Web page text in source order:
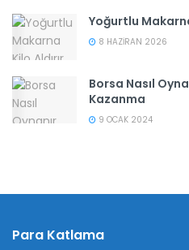
Yoğurtlu
8 HAZIRAN 2026
Borsa Nasıl
Kazanma
9 OCAK 2024
Para Katlama